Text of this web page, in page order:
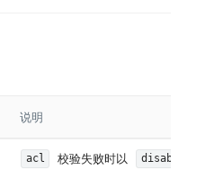
说明
acl 校验失败时以 disabled